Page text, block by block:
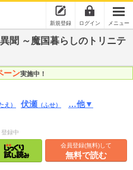
新規登録 ログイン メニュー
聞 ～魔国暮らしのトリニテ
ーン実施中！
え） 伏瀬 （ふせ） …他▼
録中
会員登録(無料)して
無料で読む